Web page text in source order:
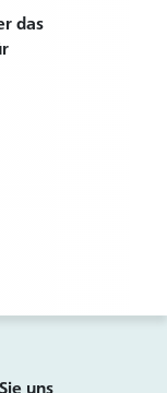
das
uns